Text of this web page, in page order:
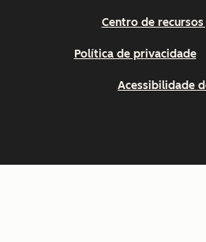
Centro de
Política de privacidade
Acessibilidade